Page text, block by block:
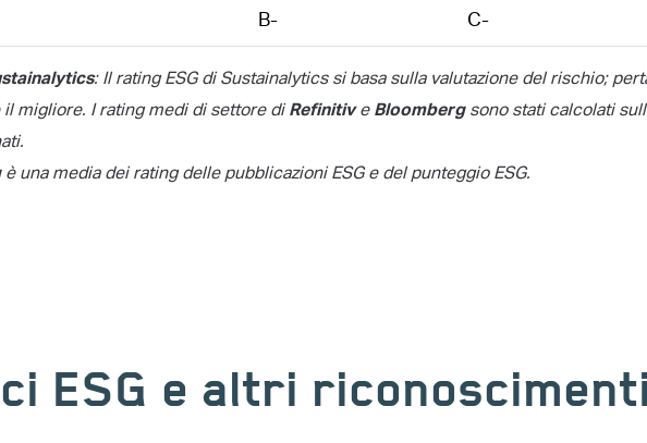
B- C-
: Il rating ESG di Sustainalytics si basa sulla valutazione del rischio;
migliore. I rating medi di settore diRefinitiveBloombergsono stati calcolati
è una media dei rating delle pubblicazioni ESG e del punteggio ESG.
ESG e altri riconoscimenti